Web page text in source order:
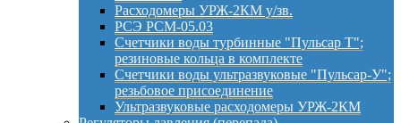
Расходомеры УРЖ-2КМ у/зв.
РСЭ РСМ-05.03
Счетчики воды турбинные "Пульсар Т";
резиновые кольца в комплекте
Счетчики воды ультразвуковые "Пульсар-У";
резьбовое присоединение
Ультразвуковые расходомеры УРЖ-2КМ